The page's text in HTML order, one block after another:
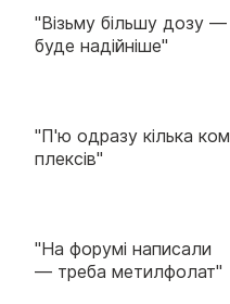
"Візьму більшу дозу —
буде надійніше"
"П'ю одразу кілька ком
плексів"
"На форумі написали
— треба метилфолат"